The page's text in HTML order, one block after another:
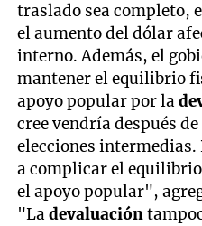
traslado sea completo,
el aumento del dólar
interno. Además, el
mantener el equilibrio
apoyo popular por la
cree vendría después
elecciones intermedias.
a complicar el
el apoyo popular",
"Ladevaluación